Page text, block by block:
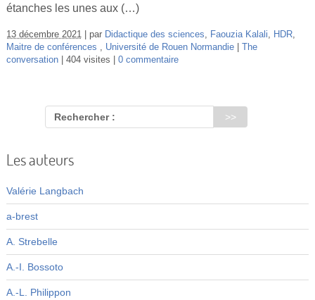
étanches les unes aux (…)
13 décembre 2021 par Didactique des sciences, Faouzia Kalali, HDR,
Maitre de conférences , Université de Rouen Normandie
The
conversation
404 visites 0 commentaire
Rechercher :
Les auteurs
Valérie Langbach
a-brest
A. Strebelle
A.-I. Bossoto
A.-L. Philippon